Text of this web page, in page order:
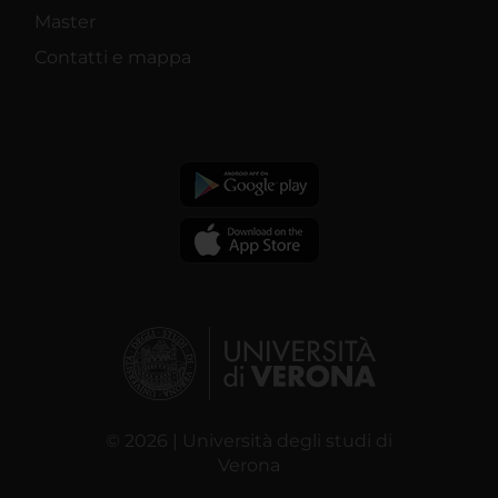
Master
Contatti e mappa
© 2026 | Università degli studi di
Verona